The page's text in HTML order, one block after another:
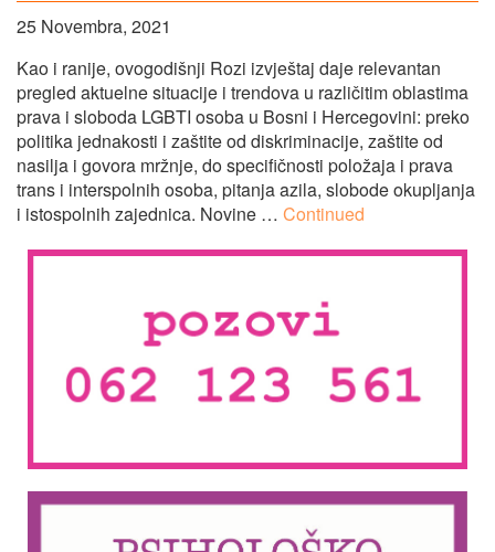
25 Novembra, 2021
Kao i ranije, ovogodišnji Rozi izvještaj daje relevantan
pregled aktuelne situacije i trendova u različitim oblastima
prava i sloboda LGBTI osoba u Bosni i Hercegovini: preko
politika jednakosti i zaštite od diskriminacije, zaštite od
nasilja i govora mržnje, do specifičnosti položaja i prava
trans i interspolnih osoba, pitanja azila, slobode okupljanja
i istospolnih zajednica. Novine … Continued